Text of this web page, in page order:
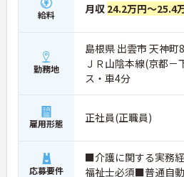
給料 月収 24.2万円～25.4
勤務地
島根県 出雲市 天神
ＪＲ山陰本線(京都
ス・車4分
雇用形態 正社員(正職員)
応募要件
■介護に関する実務
福祉士必須■普通自